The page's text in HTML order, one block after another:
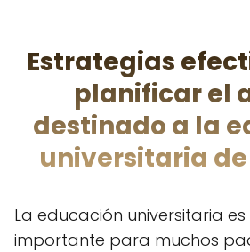
Estrategias
planificar el
destinado a la
universitaria
La educación universitaria
importante para muchos